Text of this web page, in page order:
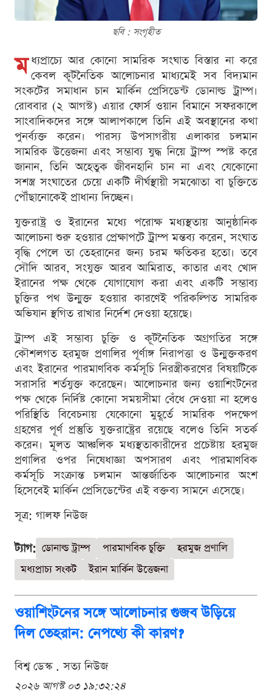
ছবি : সংগৃহীত
ম ধ্যপ্রাচ্যে আর কোনো সামরিক সংঘাত বিস্তার না করে
কেবল কূটনৈতিক আলোচনার মাধ্যমেই সব বিদ্যমান
সংকটের সমাধান চান মার্কিন প্রেসিডেন্ট ডোনাল্ড ট্রাম্প।
রোববার (২ আগস্ট) এয়ার ফোর্স ওয়ান বিমানে সফরকালে
সাংবাদিকদের সঙ্গে আলাপকালে তিনি এই অবস্থানের কথা
পুনর্ব্যক্ত করেন। পারস্য উপসাগরীয় এলাকার চলমান
সামরিক উত্তেজনা এবং সম্ভাব্য যুদ্ধ নিয়ে ট্রাম্প স্পষ্ট করে
জানান, তিনি অহেতুক জীবনহানি চান না এবং যেকোনো
সশস্ত্র সংঘাতের চেয়ে একটি দীর্ঘস্থায়ী সমঝোতা বা চুক্তিতে
পৌঁছানোকেই প্রাধান্য দিচ্ছেন।
যুক্তরাষ্ট্র ও ইরানের মধ্যে পরোক্ষ মধ্যস্থতায় আনুষ্ঠানিক
আলোচনা শুরু হওয়ার প্রেক্ষাপটে ট্রাম্প মন্তব্য করেন, সংঘাত
বৃদ্ধি পেলে তা তেহরানের জন্য চরম ক্ষতিকর হতো। তবে
সৌদি আরব, সংযুক্ত আরব আমিরাত, কাতার এবং খোদ
ইরানের পক্ষ থেকে যোগাযোগ করা এবং একটি সম্ভাব্য
চুক্তির পথ উন্মুক্ত হওয়ার কারণেই পরিকল্পিত সামরিক
অভিযান স্থগিত রাখার নির্দেশ দেওয়া হয়েছে।
ট্রাম্প এই সম্ভাব্য চুক্তি ও কূটনৈতিক অগ্রগতির সঙ্গে
কৌশলগত হরমুজ প্রণালির পূর্ণাঙ্গ নিরাপত্তা ও উন্মুক্তকরণ
এবং ইরানের পারমাণবিক কর্মসূচি নিরস্ত্রীকরণের বিষয়টিকে
সরাসরি শর্তযুক্ত করেছেন। আলোচনার জন্য ওয়াশিংটনের
পক্ষ থেকে নির্দিষ্ট কোনো সময়সীমা বেঁধে দেওয়া না হলেও
পরিস্থিতি বিবেচনায় যেকোনো মুহূর্তে সামরিক পদক্ষেপ
গ্রহণের পূর্ণ প্রস্তুতি যুক্তরাষ্ট্রের রয়েছে বলেও তিনি সতর্ক
করেন। মূলত আঞ্চলিক মধ্যস্থতাকারীদের প্রচেষ্টায় হরমুজ
প্রণালির ওপর নিষেধাজ্ঞা অপসারণ এবং পারমাণবিক
কর্মসূচি সংক্রান্ত চলমান আন্তর্জাতিক আলোচনার অংশ
হিসেবেই মার্কিন প্রেসিডেন্টের এই বক্তব্য সামনে এসেছে।
সূত্র: গালফ নিউজ
ট্যাগ: ডোনাল্ড ট্রাম্প পারমাণবিক চুক্তি
হরমুজ প্রণালি
মধ্যপ্রাচ্য সংকট
ইরান মার্কিন উত্তেজনা
ওয়াশিংটনের সঙ্গে আলোচনার গুজব উড়িয়ে
দিল তেহরান: নেপথ্যে কী কারণ?
বিশ্ব ডেস্ক . সত্য নিউজ
২০২৬ আগস্ট ০৩ ১৯:৩২:২৪